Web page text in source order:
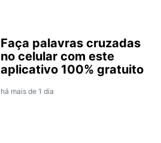
Faça palavras cruzadas
no celular com este
aplicativo 100% gratuito
há mais de 1 dia